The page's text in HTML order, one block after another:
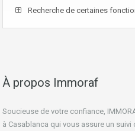
Recherche de certaines
À propos Immoraf
Soucieuse de votre confiance,
à Casablanca qui vous assure un